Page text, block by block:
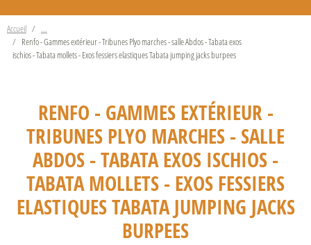
Accueil
Renfo - Gammes extérieur - Tribunes Plyo marches - salle Abdos - Tabata exos
ischios - Tabata mollets - Exos fessiers elastiques Tabata jumping jacks burpees
RENFO - GAMMES EXTÉRIEUR -
TRIBUNES PLYO MARCHES - SALLE
ABDOS - TABATA EXOS ISCHIOS -
TABATA MOLLETS - EXOS FESSIERS
ELASTIQUES TABATA JUMPING JACKS
BURPEES